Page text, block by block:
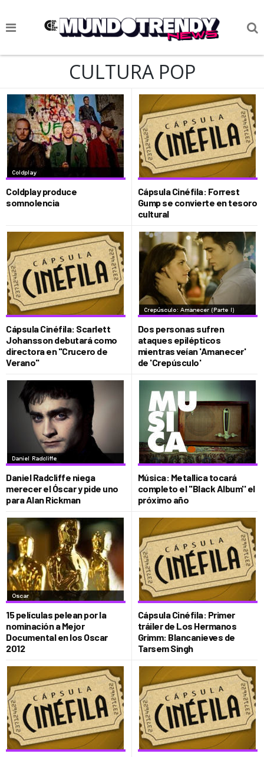
NOTICIAS
CIENCIA Y TECNOLOGÍA
VIDA
SOCIEDAD
CULTURIZANDO.COM
CULTURA POP
Coldplay produce
somnolencia
Cápsula Cinéfila: Forrest
Gump se convierte en tesoro
cultural
Cápsula Cinéfila: Scarlett
Johansson debutará como
directora en "Crucero de
Verano"
Dos personas sufren
ataques epilépticos
mientras veían 'Amanecer'
de 'Crepúsculo'
Daniel Radcliffe niega
merecer el Óscar y pide uno
para Alan Rickman
Música: Metallica tocará
completo el ''Black Album'' el
próximo año
15 películas pelean por la
nominación a Mejor
Documental en los Oscar
2012
Cápsula Cinéfila: Primer
tráiler de Los Hermanos
Grimm: Blancanieves de
Tarsem Singh